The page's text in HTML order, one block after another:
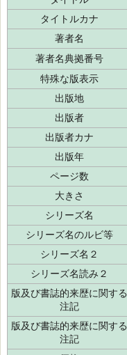
タイトルカナ
著者名
著者名典拠番号
特殊な版表示
出版地
出版者
出版者カナ
出版年
ページ数
大きさ
シリーズ名
シリーズ名のルビ等
シリーズ名２
シリーズ名読み２
版及び書誌的来歴に関する
注記
版及び書誌的来歴に関する
注記